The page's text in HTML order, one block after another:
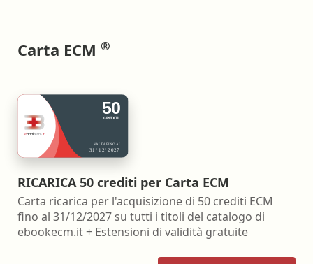
Carta ECM ®
RICARICA 50 crediti per Carta ECM
Carta ricarica per l'acquisizione di 50 crediti ECM
fino al 31/12/2027 su tutti i titoli del catalogo di
ebookecm.it + Estensioni di validità gratuite